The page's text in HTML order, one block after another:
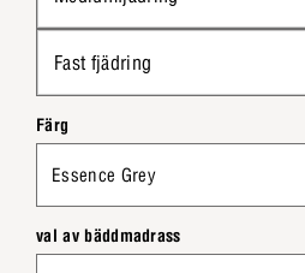
Fast fjädring
Färg
Essence Grey
val av bäddmadrass